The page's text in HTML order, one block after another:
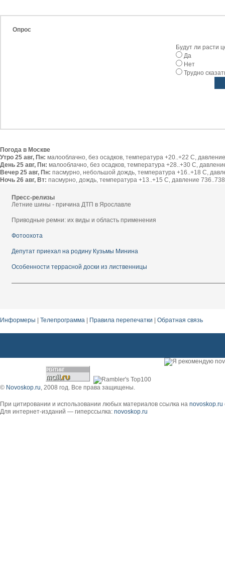
Опрос
Будут ли расти
Да
Нет
Трудно
Погода в Москве
Утро 25 авг, Пн: малооблачно, без осадков, температура +20..+22 С,
День 25 авг, Пн: малооблачно, без осадков, температура +28..+30 С,
Вечер 25 авг, Пн: пасмурно, небольшой дождь, температура +16..+18 С,
Ночь 26 авг, Вт: пасмурно, дождь, температура +13..+15 С, давление
Пресс-релизы
Летние шины - причина ДТП в Ярославле
Приводные ремни: их виды и область применения
Фотоохота
Депутат приехал на родину Кузьмы Минина
Особенности террасной доски из лиственницы
Информеры Телепрограмма Правила перепечатки Обратная связь
© Novoskop.ru, 2008 год. Все права защищены.
При цитировании и использовании любых материалов ссылка на novoskop.ru
Для интернет-изданий — гиперссылка: novoskop.ru